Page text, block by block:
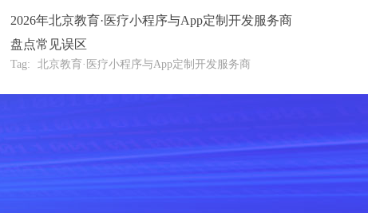
2026年北京教育·医疗小程序与App定制开发服务商
盘点常见误区
Tag: 北京教育·医疗小程序与App定制开发服务商